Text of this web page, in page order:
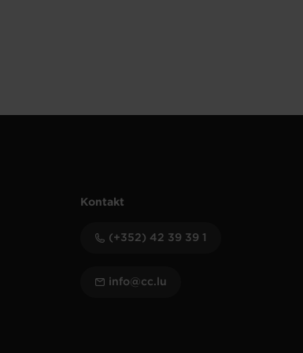
Kontakt
(+352) 42 39 39 1
info@cc.lu